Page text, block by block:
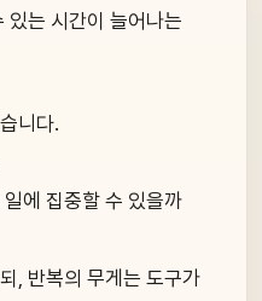
있는 시간이 늘어나는
니다.
에 집중할 수 있을까
, 반복의 무게는 도구가